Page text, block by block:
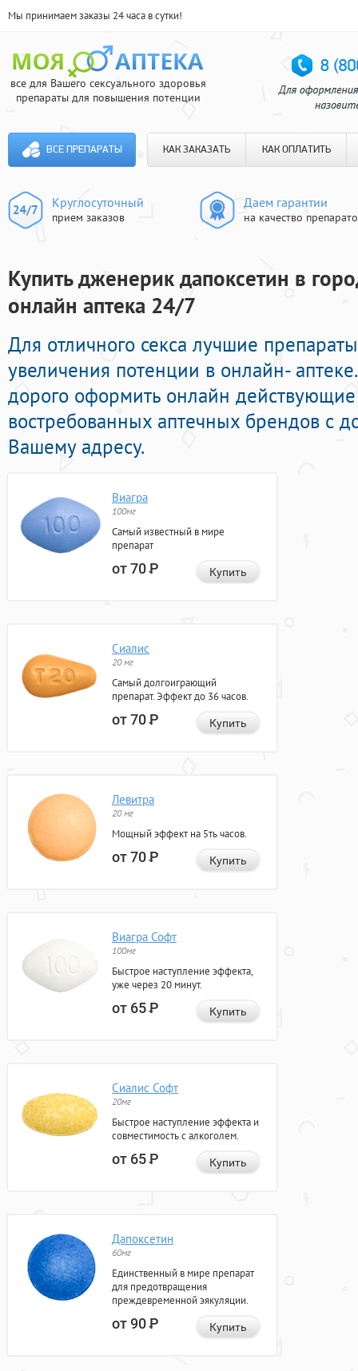
Мы принимаем заказы 24 часа в сутки!
все для Вашего сексуального здоровья
препараты для повышения потенции
ВСЕ ПРЕПАРАТЫ КАК ЗАКАЗАТЬ КАК ОПЛАТИТЬ
Круглосуточный
прием заказов
Даем гарантии
на качество
Купить дженерик дапоксетин в
онлайн аптека 24/7
Для отличного секса лучшие
увеличения потенции в онлайн-
дорого оформить онлайн
востребованных аптечных брендов с
Вашему адресу.
Виагра
100мг
Самый известный в мире
препарат
от 70Р Купить
Сиалис
20 мг
Самый долгоиграющий
препарат. Эффект до 36 часов.
от 70Р Купить
Левитра
20 мг
Мощный эффект на 5ть часов.
от 70Р Купить
Виагра Софт
100мг
Быстрое наступление эффекта,
уже через 20 минут.
от 65Р Купить
Сиалис Софт
20мг
Быстрое наступление эффекта и
совместимость с алкоголем.
от 65Р Купить
Дапоксетин
60мг
Единственный в мире препарат
для предотвращения
преждевременной эякуляции.
от 90Р Купить